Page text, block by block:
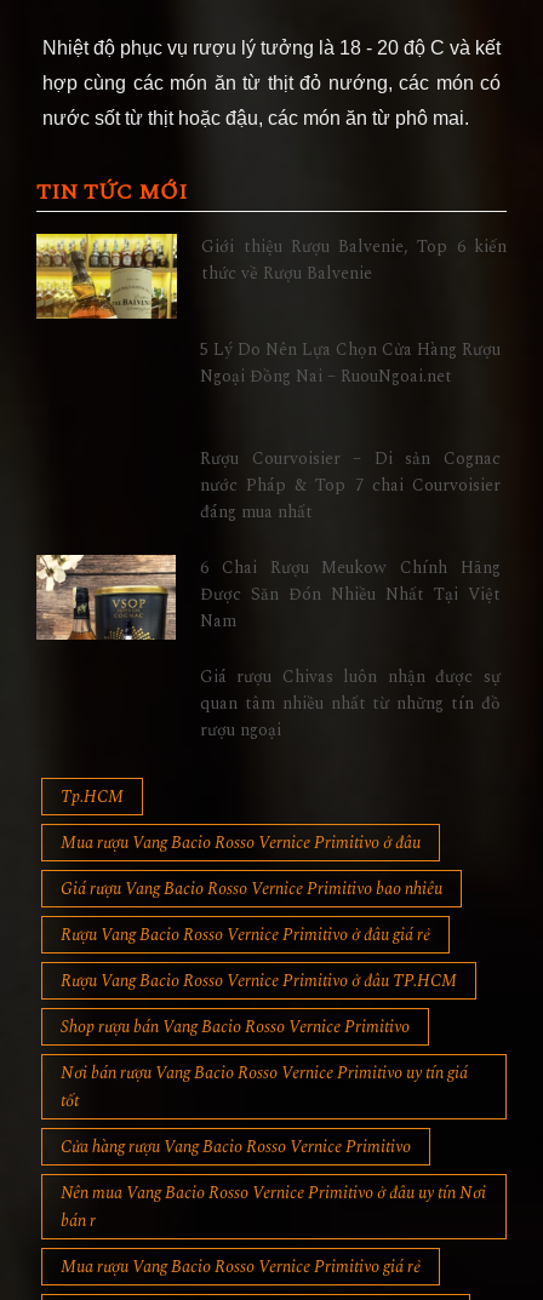
Nhiệt độ phục vụ rượu lý tưởng là 18 - 20 độ C và kết
hợp cùng các món ăn từ thịt đỏ nướng, các món có
nước sốt từ thịt hoặc đậu, các món ăn từ phô mai.
TIN TỨC MỚI
Giới thiệu Rượu Balvenie, Top 6 kiến
thức về Rượu Balvenie
5 Lý Do Nên Lựa Chọn Cửa Hàng Rượu
Ngoại Đồng Nai – RuouNgoai.net
Rượu Courvoisier – Di sản Cognac
nước Pháp & Top 7 chai Courvoisier
đáng mua nhất
6 Chai Rượu Meukow Chính Hãng
Được Săn Đón Nhiều Nhất Tại Việt
Nam
Giá rượu Chivas luôn nhận được sự
quan tâm nhiều nhất từ những tín đồ
rượu ngoại
Tp.HCM
Mua rượu Vang Bacio Rosso Vernice Primitivo ở đâu
Giá rượu Vang Bacio Rosso Vernice Primitivo bao nhiêu
Rượu Vang Bacio Rosso Vernice Primitivo ở đâu giá rẻ
Rượu Vang Bacio Rosso Vernice Primitivo ở đâu TP.HCM
Shop rượu bán Vang Bacio Rosso Vernice Primitivo
Nơi bán rượu Vang Bacio Rosso Vernice Primitivo uy tín giá
tốt
Cửa hàng rượu Vang Bacio Rosso Vernice Primitivo
Nên mua Vang Bacio Rosso Vernice Primitivo ở đâu uy tín Nơi
bán r
Mua rượu Vang Bacio Rosso Vernice Primitivo giá rẻ